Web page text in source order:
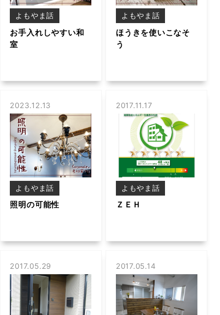
よもやま話
お手入れしやすい和
室
よもやま話
ほうきを使いこなそ
う
2023.12.13
よもやま話
照明の可能性
2017.11.17
よもやま話
ＺＥＨ
2017.05.29 2017.05.14